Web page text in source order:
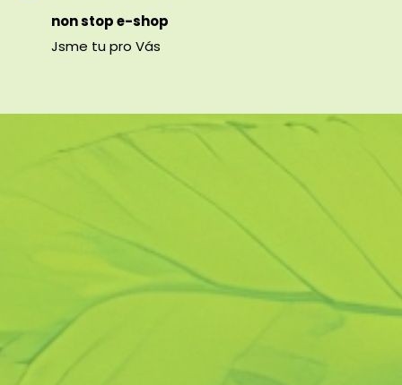
non stop e-shop
Jsme tu pro Vás